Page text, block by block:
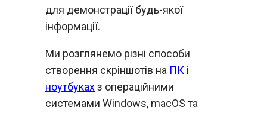
для демонстрації будь-якої
інформації.
Ми розглянемо різні способи
створення скріншотів на ПК і
ноутбукахз операційними
системами Windows, macOS та